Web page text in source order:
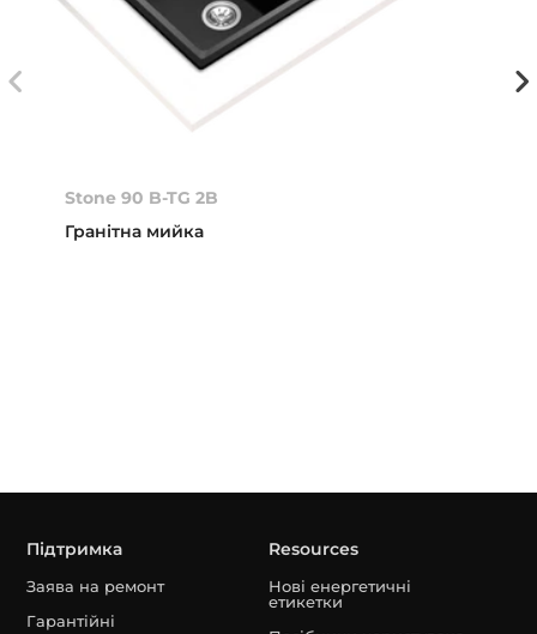
Stone 90 B-TG 2B
Гранітна мийка
Підтримка
Заява на ремонт
Гарантійні
Resources
Нові енергетичні
етикетки